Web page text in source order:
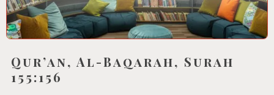
Qur’an, Al-Baqarah, Surah
155:156